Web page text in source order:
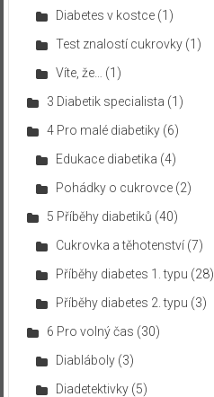
Diabetes v kostce(1)
Test znalostí cukrovky(1)
Víte, že…
(1)
3 Diabetik specialista (1)
4 Pro malé diabetiky(6)
Edukace diabetika (4)
Pohádky o cukrovce(2)
5 Příběhy diabetiků (40)
Cukrovka a těhotenství(7)
Příběhy diabetes 1. typu (28)
Příběhy diabetes 2. typu (3)
6 Pro volný čas (30)
Diabláboly(3)
Diadetektivky(5)